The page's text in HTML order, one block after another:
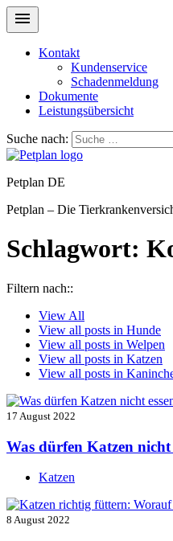
Kontakt
Kundenservice
Schadenmeldung
Dokumente
Leistungsübersicht
Suche nach:
Petplan DE
Petplan – Die
Schlagwort:
Filtern nach::
View All
View all posts in Hunde
View all posts in Welpen
View all posts in Katzen
View all posts in
17 August 2022
Was dürfen Katzen nicht
Katzen
8 August 2022